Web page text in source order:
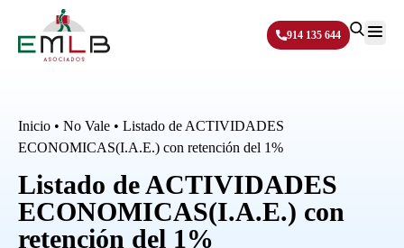
914 135 644
Inicio • No Vale • Listado de ACTIVIDADES
ECONOMICAS(I.A.E.) con retención del 1%
Listado de ACTIVIDADES
ECONOMICAS(I.A.E.) con
retención del 1%